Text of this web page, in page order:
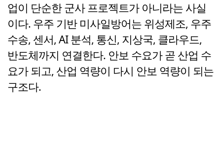
업이 단순한 군사 프로젝트가 아니라는 사실
이다. 우주 기반 미사일방어는 위성제조, 우주
수송, 센서, AI 분석, 통신, 지상국, 클라우드,
반도체까지 연결한다. 안보 수요가 곧 산업 수
요가 되고, 산업 역량이 다시 안보 역량이 되는
구조다.